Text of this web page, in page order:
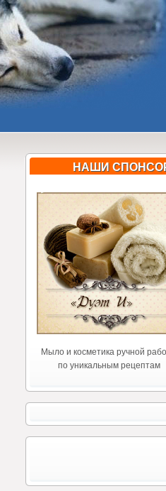
НАШИ
Мыло и косметика ручной
по уникальным рецептам